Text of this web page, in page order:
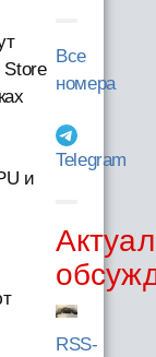
Store
и
Все
номера
Telegram
RSS-